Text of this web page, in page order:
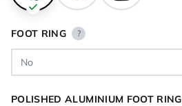
FOOT RING ?
POLISHED ALUMINIUM FOOT RING